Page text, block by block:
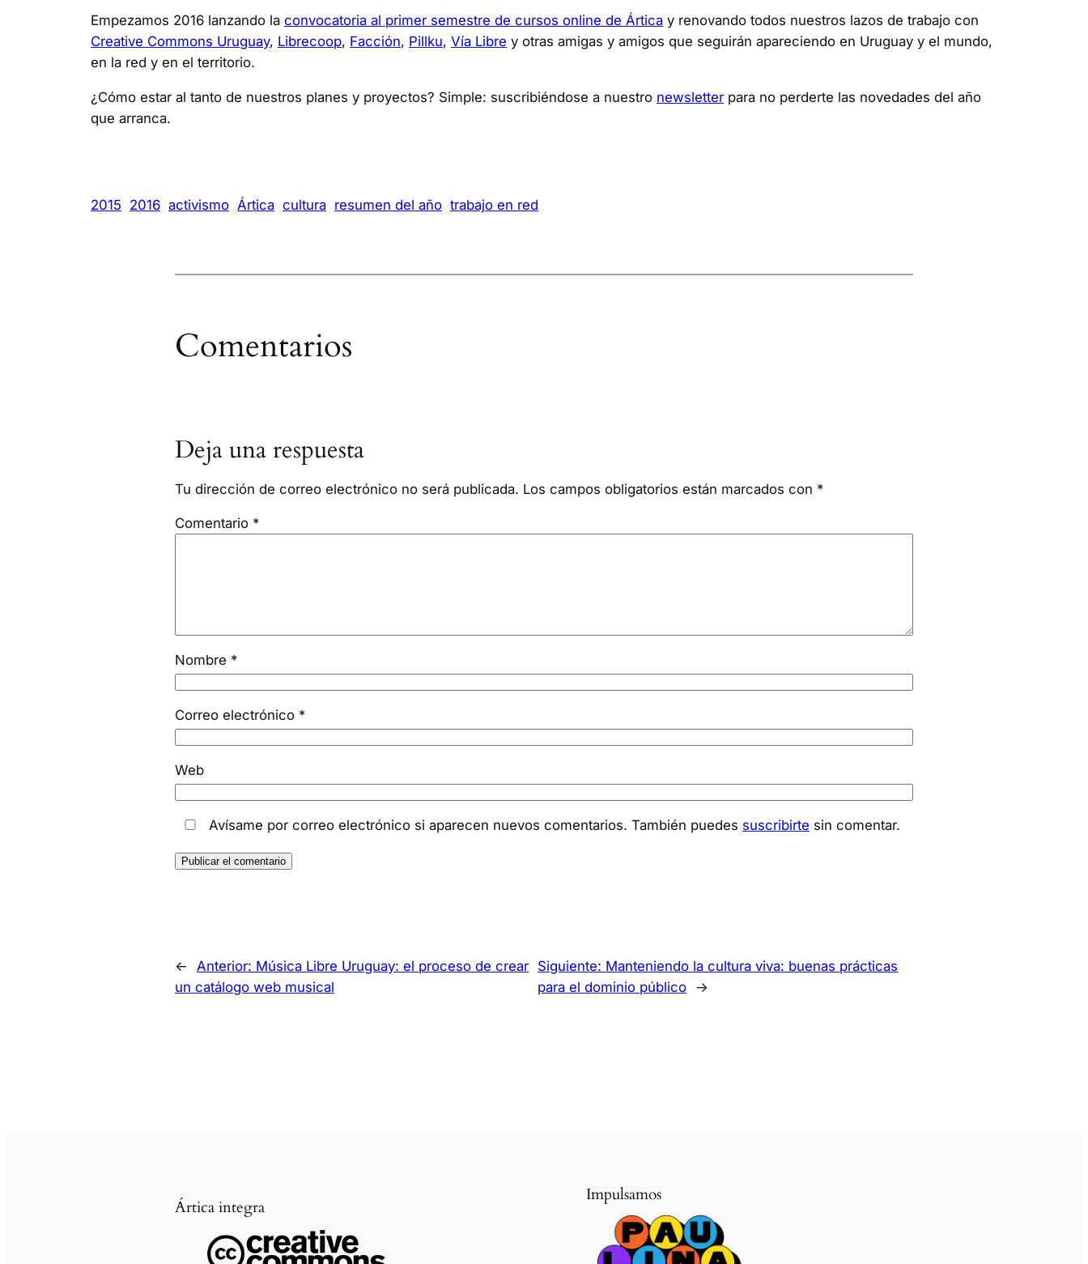
Empezamos 2016 lanzando la convocatoria al primer semestre de cursos online de Ártica y renovando todos nuestros lazos de trabajo con
Creative Commons Uruguay, Librecoop, Facción, Pillku, Vía Libre y otras amigas y amigos que seguirán apareciendo en Uruguay y el mundo,
en la red y en el territorio.
¿Cómo estar al tanto de nuestros planes y proyectos? Simple: suscribiéndose a nuestro newsletter para no perderte las novedades del año
que arranca.
2015 2016 activismo Ártica cultura resumen del año trabajo en red
Comentarios
Deja una respuesta
Tu dirección de correo electrónico no será publicada. Los campos obligatorios están marcados con *
Comentario *
Nombre *
Correo electrónico *
Web
Avísame por correo electrónico si aparecen nuevos comentarios. También puedes suscribirte sin comentar.
← Anterior: Música Libre Uruguay: el proceso de crear
un catálogo web musical
Siguiente: Manteniendo la cultura viva: buenas prácticas
para el dominio público
→
Ártica integra
Impulsamos